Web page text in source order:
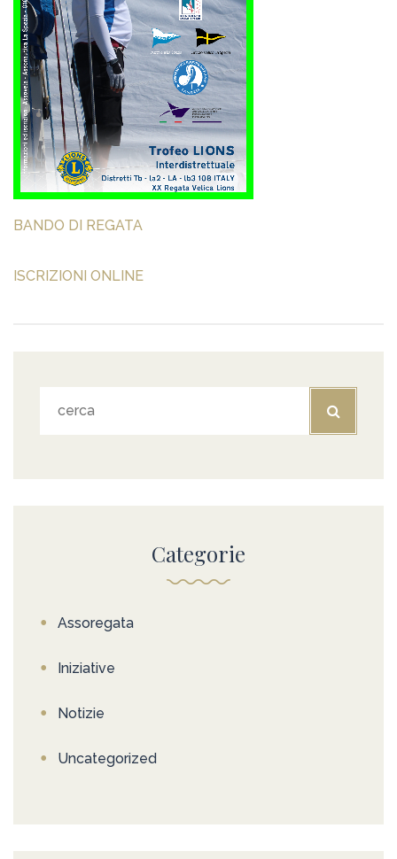
BANDO DI REGATA
ISCRIZIONI ONLINE
Categorie
Assoregata
Iniziative
Notizie
Uncategorized